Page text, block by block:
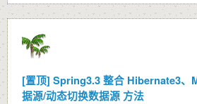
[置顶] Spring3.3 整合 Hibernate3、
据源/动态切换数据源 方法